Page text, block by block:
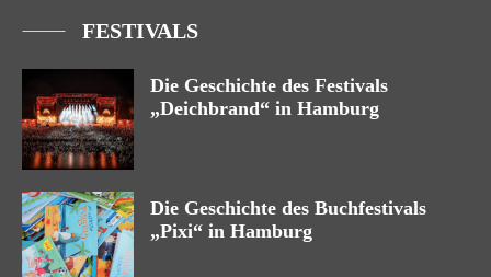
FESTIVALS
Die Geschichte des Festivals
„Deichbrand“ in Hamburg
Die Geschichte des Buchfestivals
„Pixi“ in Hamburg